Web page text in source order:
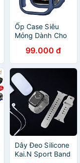
Ốp Case Siêu
Mỏng Dành Cho
4/5/6/7/8/9/SE/
Seri 10, Kai.N Pc
Matte_ Hàng
chính hãng
99.000 đ
Dây Đeo Silicone
Kai.N Sport Band